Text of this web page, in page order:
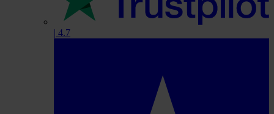
| 4.7